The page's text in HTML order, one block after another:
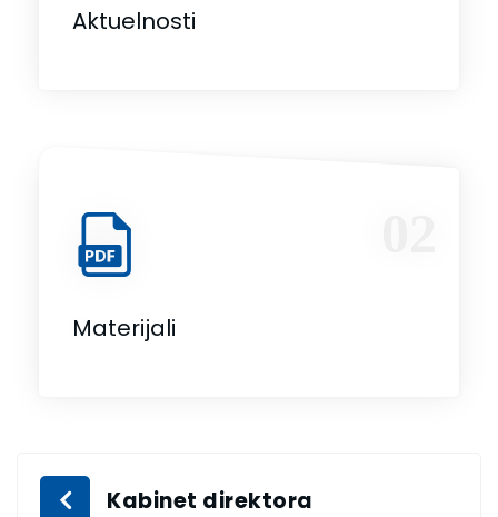
Aktuelnosti
Materijali
Kabinet direktora